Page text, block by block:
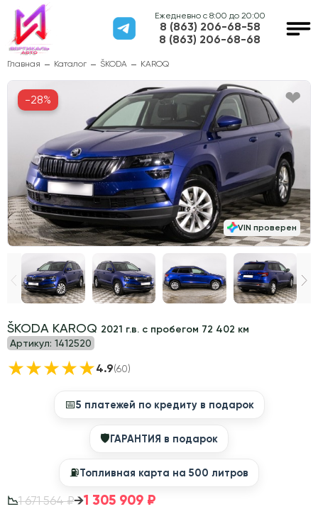
Ежедневно с 8:00 до 20:00
8 (863) 206-68-58
8 (863) 206-68-68
Главная Каталог ŠKODA KAROQ
ŠKODA KAROQ 2021 г.в. с пробегом 72 402 км
Артикул: 1412520
★★★★★4.9(60)
📅5 платежей по кредиту в подарок
🛡ГАРАНТИЯ в подарок
⛽️Топливная карта на 500 литров
📉1 671 564 ₽→1 305 909 ₽
VIN проверен
-28%